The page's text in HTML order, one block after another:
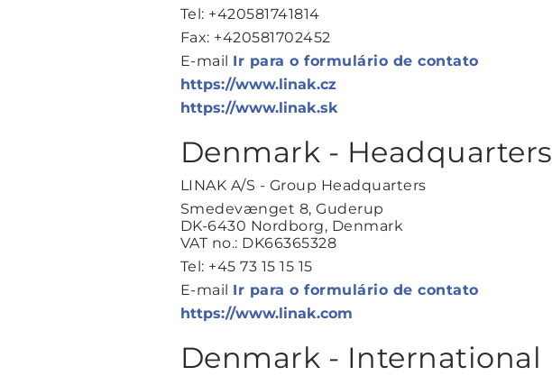
Tel: +420581741814
Fax: +420581702452
E-mail Ir para o formulário de contato
https://www.linak.cz
https://www.linak.sk
Denmark - Headquarters
LINAK A/S - Group Headquarters
Smedevænget 8, Guderup
DK-6430 Nordborg, Denmark
VAT no.: DK66365328
Tel: +45 73 15 15 15
E-mail Ir para o formulário de contato
https://www.linak.com
Denmark - International